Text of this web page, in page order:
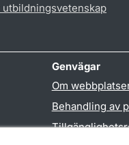
Genvägar
Om
Behandling av